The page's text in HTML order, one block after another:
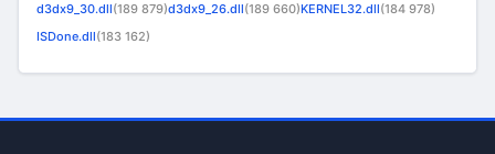
d3dx9_30.dll(189 879)d3dx9_26.dll(189 660)KERNEL32.dll(184 978)
ISDone.dll(183 162)